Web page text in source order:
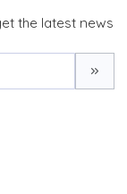
the latest news